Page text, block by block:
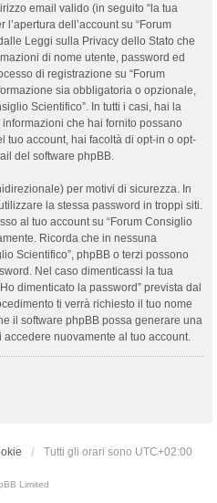
email valido (in seguito “la tua
dell’account su “Forum
Leggi sulla Privacy dello Stato che
di nome utente, password ed
di registrazione su “Forum
sia obbligatoria o opzionale,
Scientifico”. In tutti i casi, hai la
che hai fornito possano
tuo account, hai facoltà di opt-in o opt-
del software phpBB.
per motivi di sicurezza. In
la stessa password in troppi siti.
al tuo account su “Forum Consiglio
Ricorda che in nessuna
Scientifico”, phpBB o terzi possono
Nel caso dimenticassi la tua
dimenticato la password” prevista dal
ti verrà richiesto il tuo nome
il software phpBB possa generare una
nuovamente al tuo account.
Tutti gli orari sono UTC+02:00
Limited